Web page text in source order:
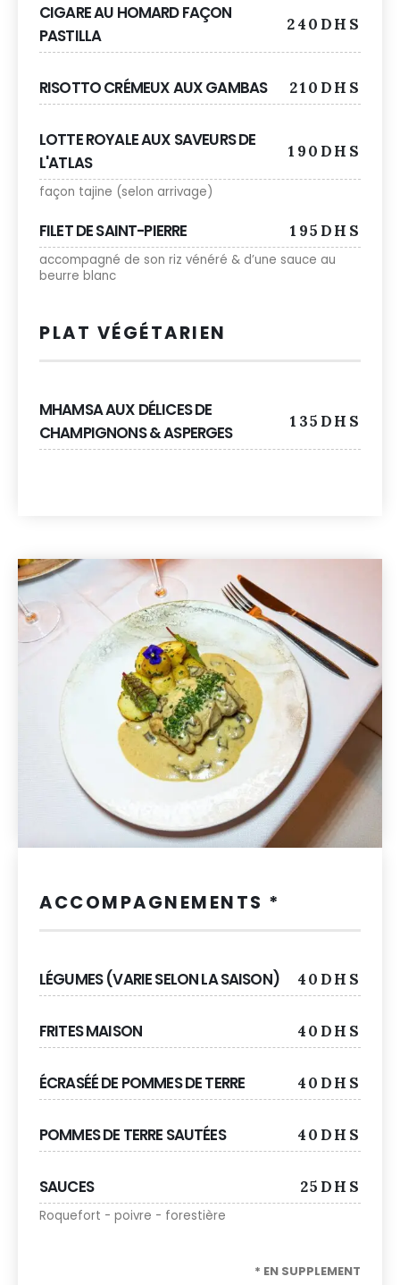
CIGARE AU HOMARD FAÇON
PASTILLA
240DHS
RISOTTO CRÉMEUX AUX GAMBAS 210DHS
LOTTE ROYALE AUX SAVEURS DE
L'ATLAS
190DHS
façon tajine (selon arrivage)
FILET DE SAINT-PIERRE 195DHS
accompagné de son riz vénéré & d’une sauce au
beurre blanc
PLAT VÉGÉTARIEN
MHAMSA AUX DÉLICES DE
CHAMPIGNONS & ASPERGES
135DHS
ACCOMPAGNEMENTS *
LÉGUMES (VARIE SELON LA SAISON) 40DHS
FRITES MAISON 40DHS
ÉCRASÉÉ DE POMMES DE TERRE 40DHS
POMMES DE TERRE SAUTÉES 40DHS
SAUCES 25DHS
Roquefort - poivre - forestière
* EN SUPPLEMENT